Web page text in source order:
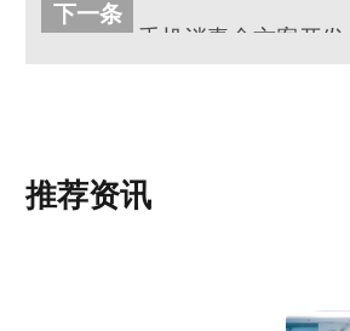
下一条
推荐资讯